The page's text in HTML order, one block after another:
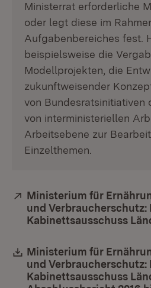
Ministerrat erforderliche
oder legt diese im
Aufgabenbereiches fest.
beispielsweise die
Modellprojekten, die
zukunftweisender
von Bundesratsinitiativen
von interministeriellen
Arbeitsebene zur
Einzelthemen.
Extern:
Ministerium für
und Verbraucherschutz:
Kabinettsausschuss
Download:
Ministerium für
und Verbraucherschutz:
Kabinettsausschuss